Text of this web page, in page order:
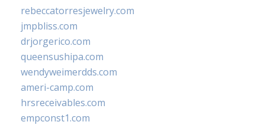
rebeccatorresjewelry.com
jmpbliss.com
drjorgerico.com
queensushipa.com
wendyweimerdds.com
ameri-camp.com
hrsreceivables.com
empconst1.com